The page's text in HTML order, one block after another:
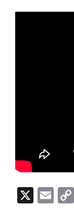
X
E